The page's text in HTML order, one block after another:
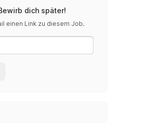
dich später!
einen Link zu diesem Job.